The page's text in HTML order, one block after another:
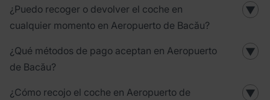
¿Puedo recoger o devolver el coche en
cualquier momento en Aeropuerto de Bacău?
▼
¿Qué métodos de pago aceptan en Aeropuerto
de Bacău?
▼
¿Cómo recojo el coche en Aeropuerto de
▼